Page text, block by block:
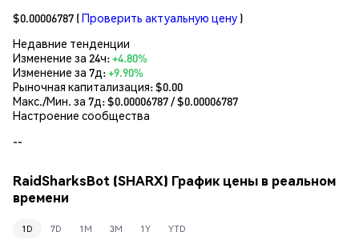
$0.00006787 (Проверить актуальную цену )
Недавние тенденции
Изменение за 24ч:+4.80%
Изменение за 7д:+9.90%
Рыночная капитализация:$0.00
Макс./Мин. за 7д: $0.00006787/ $0.00006787
Настроение сообщества
--
RaidSharksBot (SHARX) График цены в реальном
времени
1D 7D 1M 3M 1Y YTD